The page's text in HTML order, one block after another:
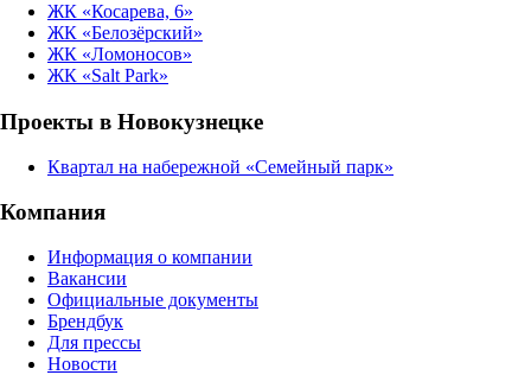
ЖК «Косарева, 6»
ЖК «Белозёрский»
ЖК «Ломоносов»
ЖК «Salt Park»
Проекты в Новокузнецке
Квартал на набережной «Семейный парк»
Компания
Информация о компании
Вакансии
Официальные документы
Брендбук
Для прессы
Новости